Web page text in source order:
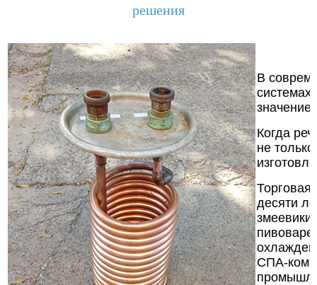
решения
В
системах
значение.
Когда
не
Торговая
десяти
СПА-